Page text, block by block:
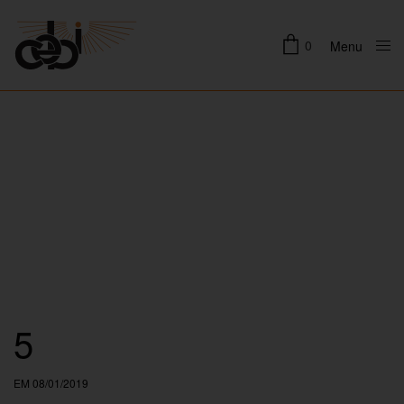
0 Menu
5
EM 08/01/2019